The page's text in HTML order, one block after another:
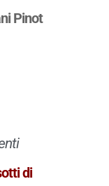
Pinot
di